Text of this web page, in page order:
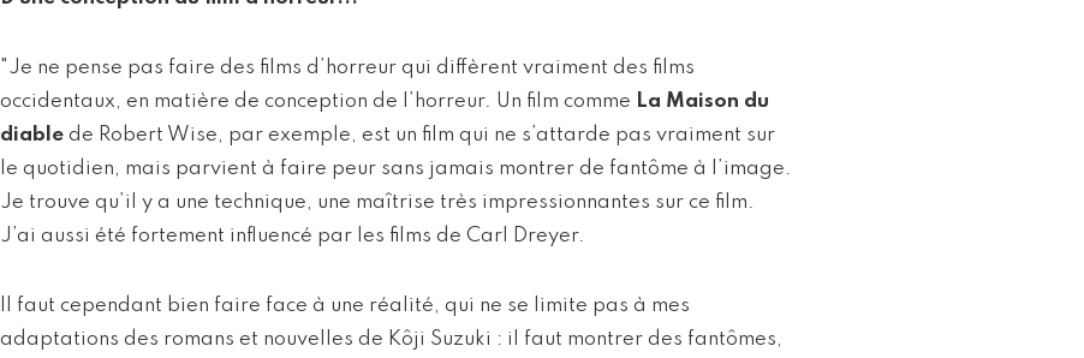
"Je ne pense pas faire des films d’horreur qui diffèrent vraiment des films
occidentaux, en matière de conception de l’horreur. Un film comme La Maison du
diable de Robert Wise, par exemple, est un film qui ne s’attarde pas vraiment sur
le quotidien, mais parvient à faire peur sans jamais montrer de fantôme à l’image.
Je trouve qu’il y a une technique, une maîtrise très impressionnantes sur ce film.
J’ai aussi été fortement influencé par les films de Carl Dreyer.
Il faut cependant bien faire face à une réalité, qui ne se limite pas à mes
adaptations des romans et nouvelles de Kôji Suzuki : il faut montrer des fantômes,